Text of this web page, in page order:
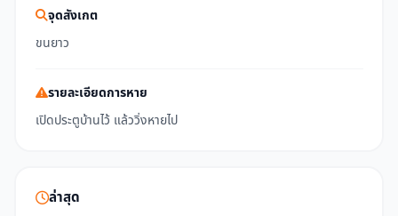
จุดสังเกต
ขนยาว
รายละเอียดการหาย
เปิดประตูบ้านไว้ แล้ววิ่งหายไป
ล่าสุด